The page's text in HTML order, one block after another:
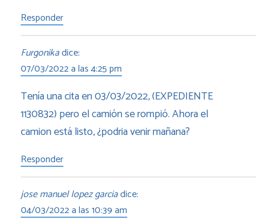
Responder
Furgonikadice:
07/03/2022 a las 4:25 pm
Tenía una cita en 03/03/2022, (EXPEDIENTE
1130832) pero el camión se rompió. Ahora el
camion está listo, ¿podria venir mañana?
Responder
jose manuel lopez garciadice:
04/03/2022 a las 10:39 am